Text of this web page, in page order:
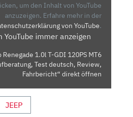
um den Inhalt von YouTube
anzuzeigen. Erfahre mehr in der
von YouTube.
YouTube immer anzeigen
Renegade 1.0l T-GDI 120PS MT6
Test deutsch, Review,
Fahrbericht“ direkt öffnen
JEEP